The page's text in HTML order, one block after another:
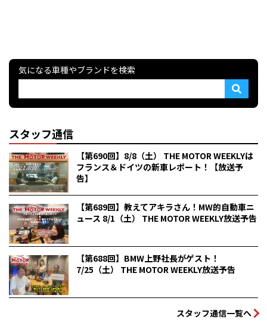
気になる車種やブランドを検索
スタッフ通信
【第690回】8/8（土） THE MOTOR WEEKLYは
フランス＆ドイツの新車レポート！【放送予
告】
【第689回】教えてアキラさん！MW的自動車ニ
ュース 8/1（土） THE MOTOR WEEKLY放送予告
【第688回】BMW上野社長がゲスト！
7/25（土） THE MOTOR WEEKLY放送予告
スタッフ通信一覧へ